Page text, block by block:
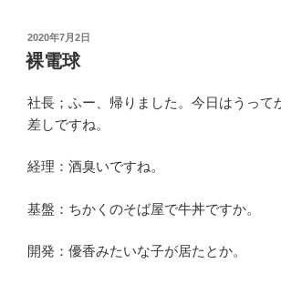
投
稿
日:
2020年7月2日
裸電球
社長；ふー、帰りました。今日はうって
差しですね。
経理：酒臭いですね。
基盤：ちかくのそば屋で牛丼ですか。
開発：優香みたいな子が居たとか。